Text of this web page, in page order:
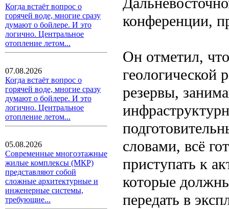
Когда встаёт вопрос о
горячей воде, многие сразу
думают о бойлере. И это
логично. Центральное
отопление летом...
07.08.2026
Когда встаёт вопрос о
горячей воде, многие сразу
думают о бойлере. И это
логично. Центральное
отопление летом...
05.08.2026
Современные многоэтажные
жилые комплексы (МКР)
представляют собой
сложные архитектурные и
инженерные системы,
требующие...
конференции,
Он отметил,
геологической
резервы,
словами, всё
приступать к
которые
передать в